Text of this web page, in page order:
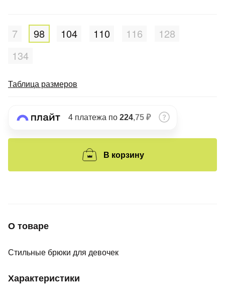
7 98 104 110 116
128
134
Таблица размеров
4 платежа по 224,75 ₽
В корзину
О товаре
Стильные брюки для девочек
Характеристики
8 800 302-02-51
plait.ru